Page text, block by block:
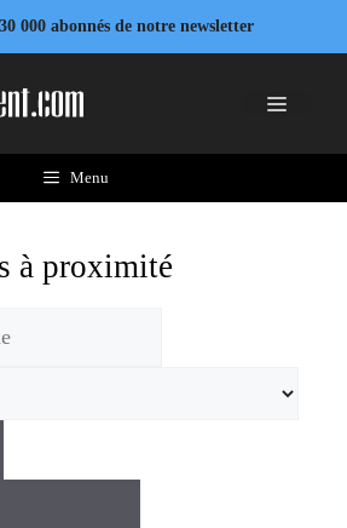
000 abonnés de notre newsletter
Menu
à proximité